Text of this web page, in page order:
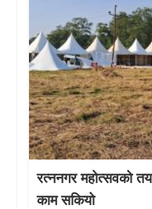
रत्ननगर महोत्सवको
काम सकियो